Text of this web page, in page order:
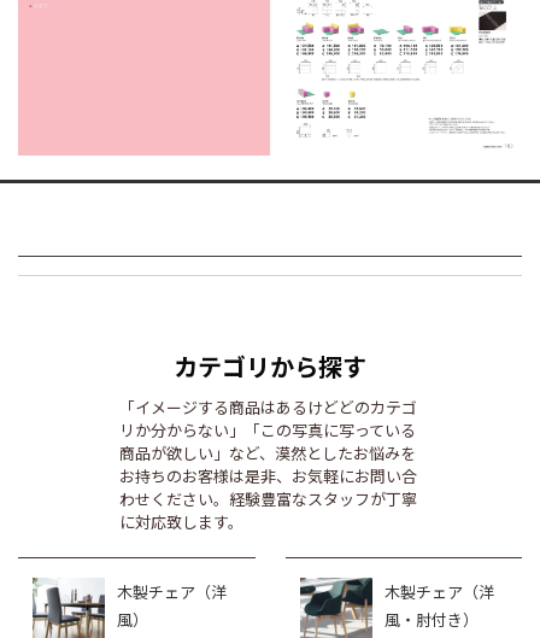
カテゴリから探す
「イメージする商品はあるけどどのカテゴ
リか分からない」「この写真に写っている
商品が欲しい」など、漠然としたお悩みを
お持ちのお客様は是非、お気軽にお問い合
わせください。経験豊富なスタッフが丁寧
に対応致します。
木製チェア（洋
風）
木製チェア（洋
風・肘付き）